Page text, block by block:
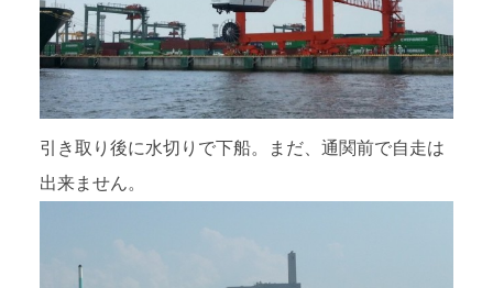
引き取り後に水切りで下船。まだ、通関前で自走は
出来ません。